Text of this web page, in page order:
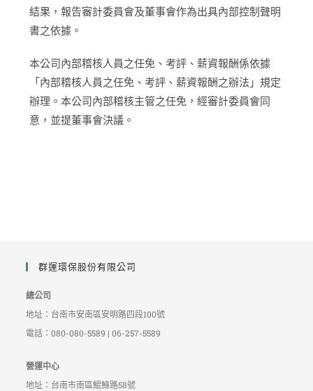
結果，報告審計委員會及董事會作為出具內部控制聲明
書之依據。
本公司內部稽核人員之任免、考評、薪資報酬係依據
「內部稽核人員之任免、考評、薪資報酬之辦法」規定
辦理。本公司內部稽核主管之任免，經審計委員會同
意，並提董事會決議。
群運環保股份有限公司
總公司
地址：台南市安南區安明路四段100號
電話：080-080-5589 | 06-257-5589
營運中心
地址：台南市南區鯤鯓路58號